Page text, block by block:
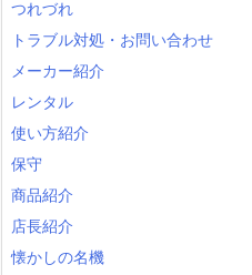
つれづれ
トラブル対処・お問い合わせ
メーカー紹介
レンタル
使い方紹介
保守
商品紹介
店長紹介
懐かしの名機